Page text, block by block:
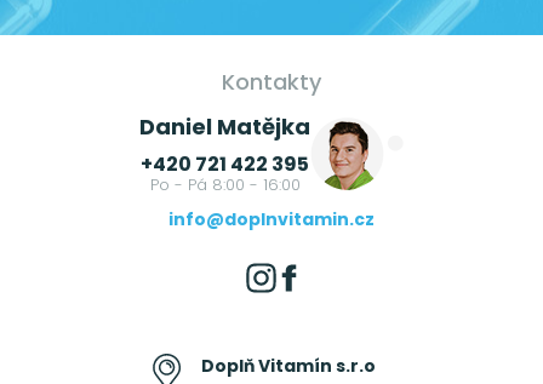
Kontakty
Daniel Matějka
+420 721 422 395
Po - Pá 8:00 - 16:00
info@doplnvitamin.cz
Doplň Vitamín s.r.o